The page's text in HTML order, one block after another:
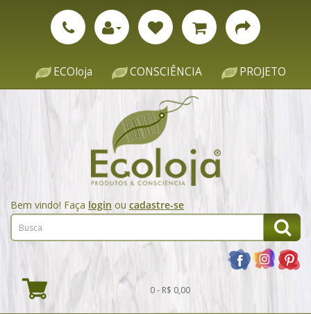
ECOloja CONSCIÊNCIA PROJETO
Bem vindo! Faça login ou cadastre-se
0 - R$ 0,00